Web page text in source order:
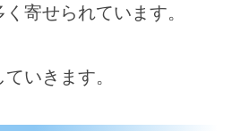
寄せられています。
いきます。